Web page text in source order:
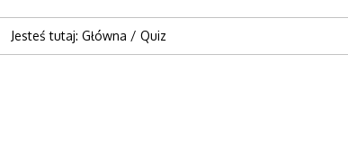
Jesteś tutaj: Główna / Quiz